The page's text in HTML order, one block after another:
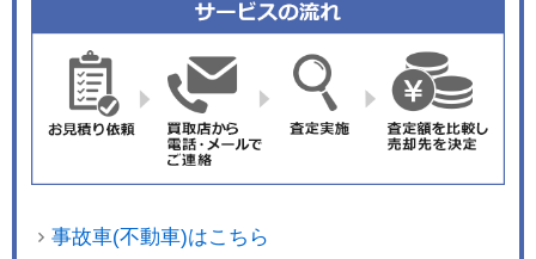
事故車(不動車)はこちら